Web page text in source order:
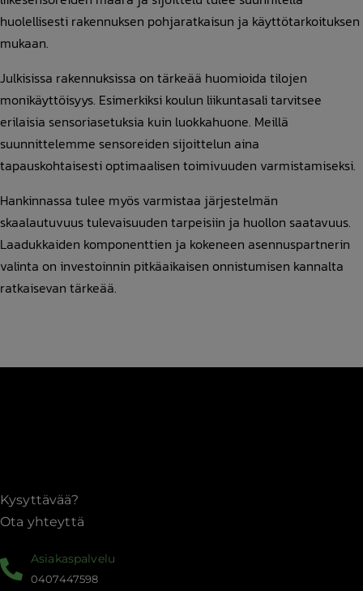
huolellisesti rakennuksen pohjaratkaisun ja käyttötarkoituksen
mukaan.
Julkisissa rakennuksissa on tärkeää huomioida tilojen
monikäyttöisyys. Esimerkiksi koulun liikuntasali tarvitsee
erilaisia sensoriasetuksia kuin luokkahuone. Meillä
suunnittelemme sensoreiden sijoittelun aina
tapauskohtaisesti optimaalisen toimivuuden varmistamiseksi.
Hankinnassa tulee myös varmistaa järjestelmän
skaalautuvuus tulevaisuuden tarpeisiin ja huollon saatavuus.
Laadukkaiden komponenttien ja kokeneen asennuspartnerin
valinta on investoinnin pitkäaikaisen onnistumisen kannalta
ratkaisevan tärkeää.
Kysyttävää?
Ota yhteyttä
Asiakaspalvelu
0407447598